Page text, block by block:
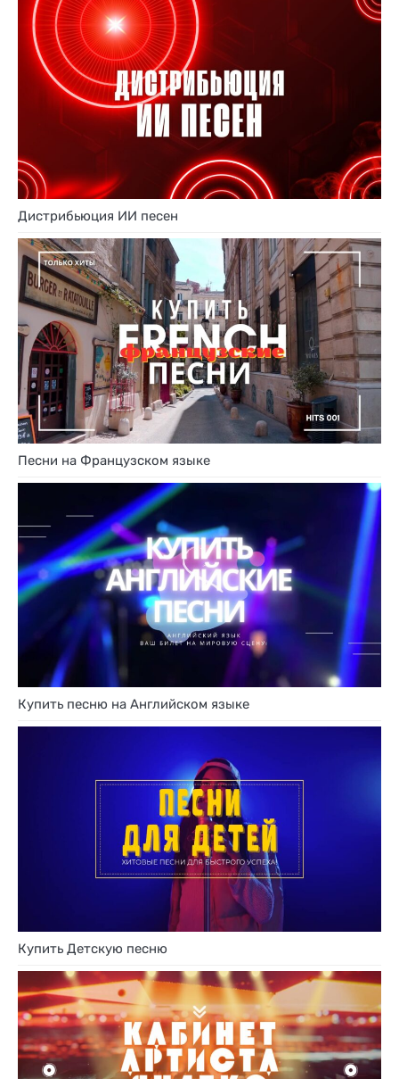
Дистрибьюция ИИ песен
Песни на Французском языке
Купить песню на Английском языке
Купить Детскую песню